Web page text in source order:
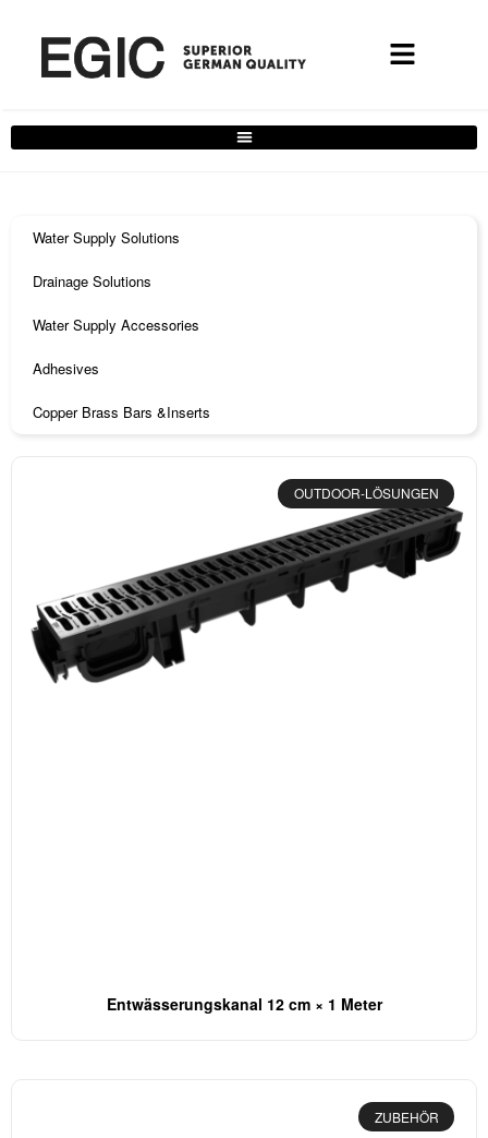
Water Supply Solutions
Drainage Solutions
Water Supply Accessories
Adhesives
Copper Brass Bars &Inserts
OUTDOOR-LÖSUNGEN
Entwässerungskanal 12 cm × 1 Meter
ZUBEHÖR